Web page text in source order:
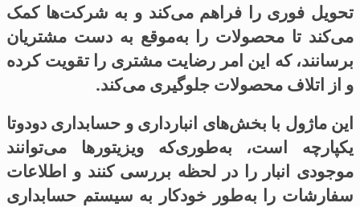
تحویل فوری را فراهم می‌کند و به شرکت‌ها کمک
می‌کند تا محصولات را به‌موقع به دست مشتریان
برسانند، که این امر رضایت مشتری را تقویت کرده
و از اتلاف محصولات جلوگیری می‌کند.
این ماژول با بخش‌های انبارداری و حسابداری دودوتا
یکپارچه است، به‌طوری‌که ویزیتورها می‌توانند
موجودی انبار را در لحظه بررسی کنند و اطلاعات
سفارشات را به‌طور خودکار به سیستم حسابداری